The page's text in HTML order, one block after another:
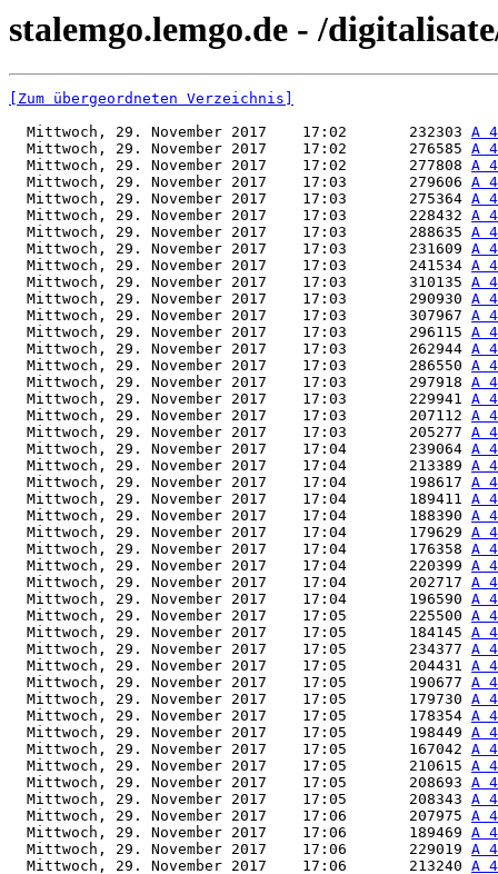
stalemgo.lemgo.de - /
[Zum übergeordneten Verzeichnis]
  Mittwoch, 29. November 2017    17:02       232303
A
  Mittwoch, 29. November 2017    17:02       276585
A
  Mittwoch, 29. November 2017    17:02       277808
A
  Mittwoch, 29. November 2017    17:03       279606
A
  Mittwoch, 29. November 2017    17:03       275364
A
  Mittwoch, 29. November 2017    17:03       228432
A
  Mittwoch, 29. November 2017    17:03       288635
A
  Mittwoch, 29. November 2017    17:03       231609
A
  Mittwoch, 29. November 2017    17:03       241534
A
  Mittwoch, 29. November 2017    17:03       310135
A
  Mittwoch, 29. November 2017    17:03       290930
A
  Mittwoch, 29. November 2017    17:03       307967
A
  Mittwoch, 29. November 2017    17:03       296115
A
  Mittwoch, 29. November 2017    17:03       262944
A
  Mittwoch, 29. November 2017    17:03       286550
A
  Mittwoch, 29. November 2017    17:03       297918
A
  Mittwoch, 29. November 2017    17:03       229941
A
  Mittwoch, 29. November 2017    17:03       207112
A
  Mittwoch, 29. November 2017    17:03       205277
A
  Mittwoch, 29. November 2017    17:04       239064
A
  Mittwoch, 29. November 2017    17:04       213389
A
  Mittwoch, 29. November 2017    17:04       198617
A
  Mittwoch, 29. November 2017    17:04       189411
A
  Mittwoch, 29. November 2017    17:04       188390
A
  Mittwoch, 29. November 2017    17:04       179629
A
  Mittwoch, 29. November 2017    17:04       176358
A
  Mittwoch, 29. November 2017    17:04       220399
A
  Mittwoch, 29. November 2017    17:04       202717
A
  Mittwoch, 29. November 2017    17:04       196590
A
  Mittwoch, 29. November 2017    17:05       225500
A
  Mittwoch, 29. November 2017    17:05       184145
A
  Mittwoch, 29. November 2017    17:05       234377
A
  Mittwoch, 29. November 2017    17:05       204431
A
  Mittwoch, 29. November 2017    17:05       190677
A
  Mittwoch, 29. November 2017    17:05       179730
A
  Mittwoch, 29. November 2017    17:05       178354
A
  Mittwoch, 29. November 2017    17:05       198449
A
  Mittwoch, 29. November 2017    17:05       167042
A
  Mittwoch, 29. November 2017    17:05       210615
A
  Mittwoch, 29. November 2017    17:05       208693
A
  Mittwoch, 29. November 2017    17:05       208343
A
  Mittwoch, 29. November 2017    17:06       207975
A
  Mittwoch, 29. November 2017    17:06       189469
A
  Mittwoch, 29. November 2017    17:06       229019
A
  Mittwoch, 29. November 2017    17:06       213240
A